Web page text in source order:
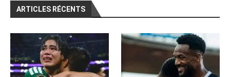
ARTICLES RÉCENTS